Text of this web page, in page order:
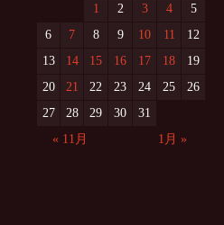
1
2 3 4
5
6
7 8 9 10 11
12
13
14 15 16 17 18
19
20
21 22 23 24 25
26
27
28 29 30
31
« 11月
1月 »